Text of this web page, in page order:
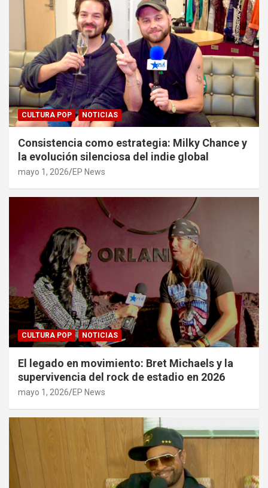
CULTURA POP NOTICIAS
Consistencia como estrategia: Milky Chance y
la evolución silenciosa del indie global
mayo 1, 2026 EP News
CULTURA POP NOTICIAS
El legado en movimiento: Bret Michaels y la
supervivencia del rock de estadio en 2026
mayo 1, 2026 EP News